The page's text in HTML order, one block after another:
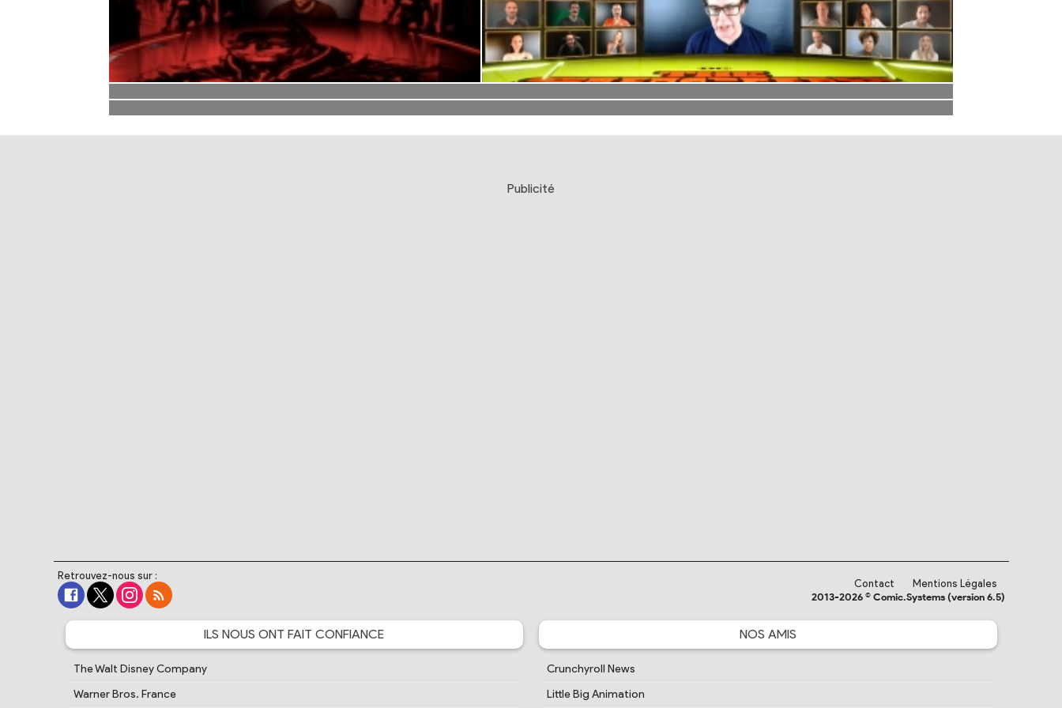
Publicité
Retrouvez-nous sur :
Contact
Mentions Légales
2013-2026 © Comic.Systems (version 6.5)
ILS NOUS ONT FAIT CONFIANCE
The Walt Disney Company
Warner Bros. France
NOS AMIS
Crunchyroll News
Little Big Animation